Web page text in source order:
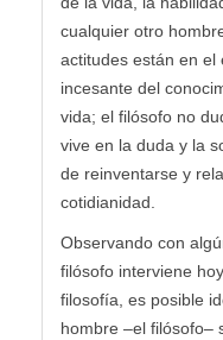
cualquier otro
actitudes están en el
incesante del
vida; el filósofo no
vive en la duda y la
de reinventarse y
cotidianidad.
Observando con
filósofo interviene
filosofía, es posible
hombre –el filósofo–